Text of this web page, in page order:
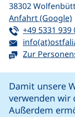
Damit unsere
verwenden wir
Außerdem
38302
Anfahrt (Google)
Tel:
+49 5331 939
E-Mail:
Zur
unsereunsere